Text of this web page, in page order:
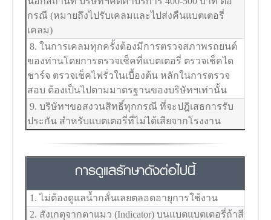
กรณี (หมายถึงไปรับเคลมและไปส่งคืนแบตเตอรี่
เคลม)
8. ในการเคลมทุกครั้งต้องมีการตรวจสภาพรถยนต์
ของท่านโดยการตรวจเช็คที่แบตเตอรี่ ตรวจเช็คได
ชาร์จ ตรวจเช็คไฟรั่วในเบื้องต้น หลักในการตรวจ
สอบ ต้องเป็นไปตามมาตรฐานของบริษัทฯเท่านั้น
9. บริษัทฯขอสงวนสิทธิ์ทุกกรณี ที่จะปฎิเสธการรับ
ประกัน สำหรับแบตเตอรี่ที่ไม่ได้เสียจากโรงงาน
การดูแลรักษาดังต่อไปนี้
1. ไม่ต้องดูแลน้ำกลั่นเลยตลอดอายุการใช้งาน
2. สังเกตุจากตาแมว (Indicator) บนแบตแบตเตอรี่ถ้าสี